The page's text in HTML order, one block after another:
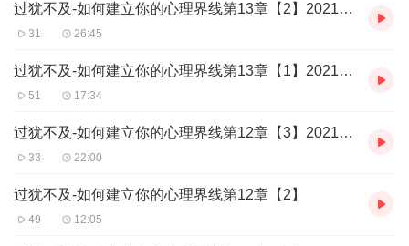
过犹不及-如何建立你的心理界线第13章【2】2021-11-14
31 26:45
过犹不及-如何建立你的心理界线第13章【1】2021-11-13
51 17:34
过犹不及-如何建立你的心理界线第12章【3】2021-11-11
33 22:00
过犹不及-如何建立你的心理界线第12章【2】
49 12:05